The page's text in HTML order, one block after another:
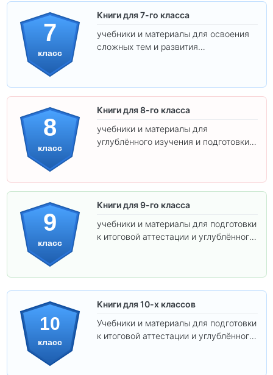
7
класс
Книги для 7-го класса
учебники и материалы для освоения
сложных тем и развития
8
класс
Книги для 8-го класса
учебники и материалы для
углублённого изучения и подготовки к
9
класс
Книги для 9-го класса
учебники и материалы для подготовки
к итоговой аттестации и углублённого
10
класс
Книги для 10-х классов
Учебники и материалы для подготовки
к итоговой аттестации и углублённого